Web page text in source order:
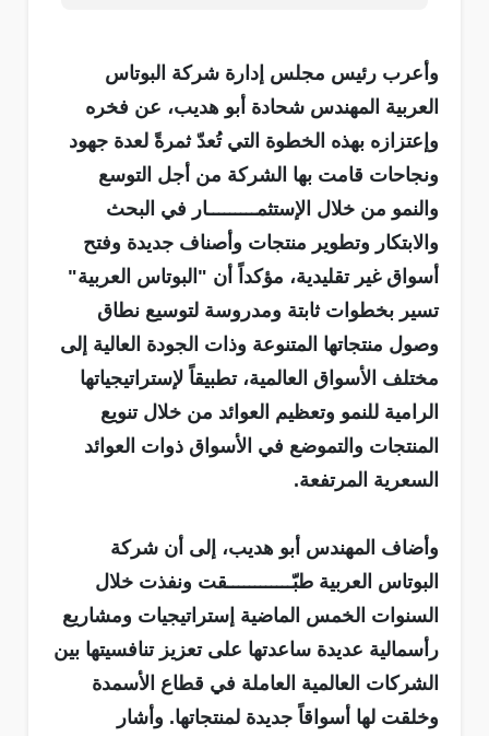
وأعرب رئيس مجلس إدارة شركة البوتاس
العربية المهندس شحادة أبو هديب، عن فخره
وإعتزازه بهذه الخطوة التي تُعدّ ثمرةً لعدة جهود
ونجاحات قامت بها الشركة من أجل التوسع
والنمو من خلال الإستثمـــــــــار في البحث
والابتكار وتطوير منتجات وأصناف جديدة وفتح
أسواق غير تقليدية، مؤكداً أن "البوتاس العربية"
تسير بخطوات ثابتة ومدروسة لتوسيع نطاق
وصول منتجاتها المتنوعة وذات الجودة العالية إلى
مختلف الأسواق العالمية، تطبيقاً لإستراتيجياتها
الرامية للنمو وتعظيم العوائد من خلال تنويع
المنتجات والتموضع في الأسواق ذوات العوائد
السعرية المرتفعة.
وأضاف المهندس أبو هديب، إلى أن شركة
البوتاس العربية طبّــــــــــــقت ونفذت خلال
السنوات الخمس الماضية إستراتيجيات ومشاريع
رأسمالية عديدة ساعدتها على تعزيز تنافسيتها بين
الشركات العالمية العاملة في قطاع الأسمدة
وخلقت لها أسواقاً جديدة لمنتجاتها. وأشار